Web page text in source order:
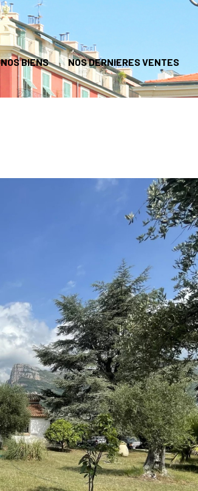
NOS BIENS NOS DERNIERES VENTES